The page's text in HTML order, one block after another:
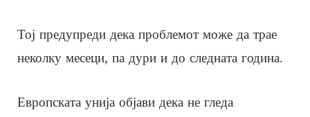
Тој предупреди дека проблемот може да трае
неколку месеци, па дури и до следната година.
Европската унија објави дека не гледа